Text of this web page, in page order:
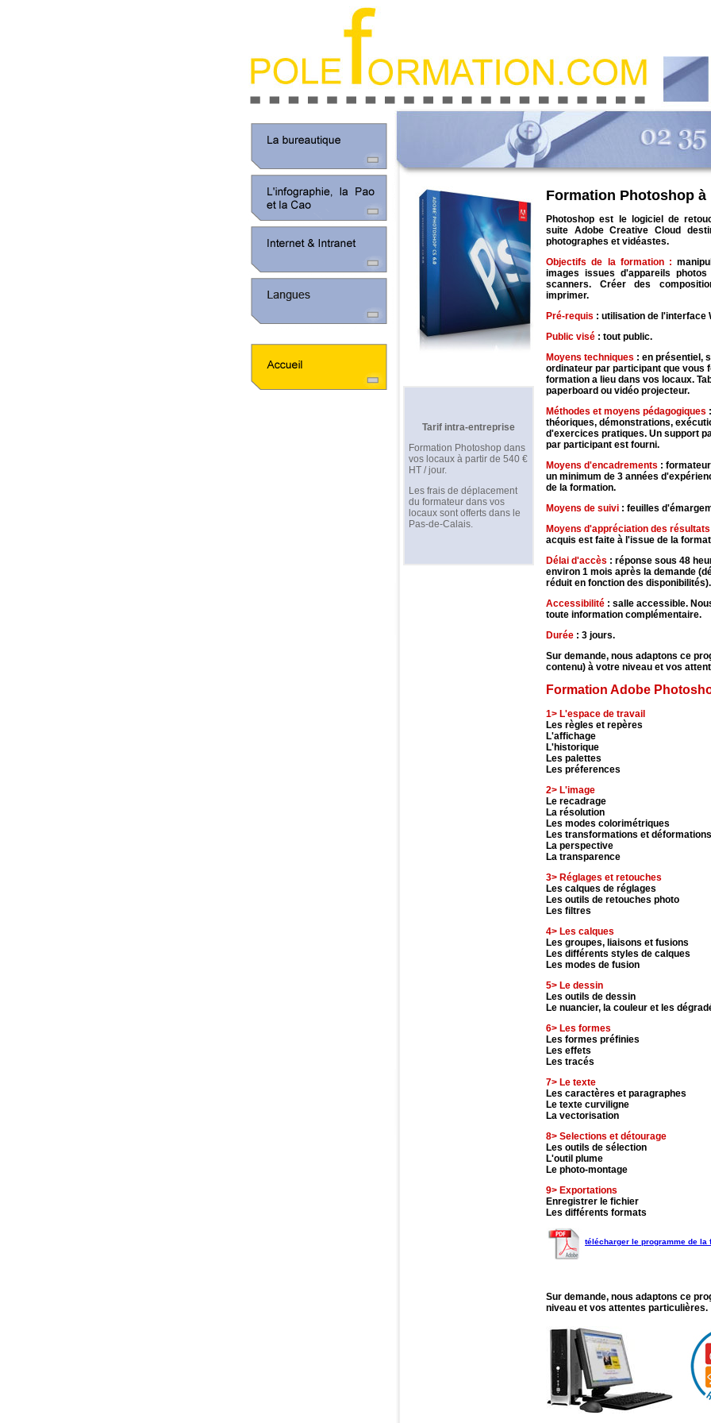
Tarif intra-entreprise
Formation Photoshop dans
vos locaux à partir de 540 €
HT / jour.
Les frais de déplacement
du formateur dans vos
locaux sont offerts dans le
Pas-de-Calais.
Formation Photoshop à
Photoshop est le logiciel de
suite Adobe Creative Cloud
photographes et vidéastes.
Objectifs de la formation :
images issues d'appareils
scanners. Créer des
imprimer.
Pré-requis : utilisation de l'interface
Public visé : tout public.
Moyens techniques : en présentiel,
ordinateur par participant que vous
formation a lieu dans vos locaux.
paperboard ou vidéo projecteur.
Méthodes et moyens pédagogiques
théoriques, démonstrations,
d'exercices pratiques. Un support
par participant est fourni.
Moyens d'encadrements :
un minimum de 3 années
de la formation.
Moyens de suivi : feuilles
Moyens d'appréciation des résultats
acquis est faite à l'issue de la
Délai d'accès : réponse sous 48
environ 1 mois après la demande
réduit en fonction des disponibilités).
Accessibilité : salle accessible.
toute information complémentaire.
Durée : 3 jours.
Sur demande, nous adaptons ce
contenu) à votre niveau et vos
Formation Adobe
1> L'espace de travail
Les règles et repères
L'affichage
L'historique
Les palettes
Les préferences
2> L'image
Le recadrage
La résolution
Les modes colorimétriques
Les transformations et déformations
La perspective
La transparence
3> Réglages et retouches
Les calques de réglages
Les outils de retouches photo
Les filtres
4> Les calques
Les groupes, liaisons et fusions
Les différents styles de calques
Les modes de fusion
5> Le dessin
Les outils de dessin
Le nuancier, la couleur et les
6> Les formes
Les formes préfinies
Les effets
Les tracés
7> Le texte
Les caractères et paragraphes
Le texte curviligne
La vectorisation
8> Selections et détourage
Les outils de sélection
L'outil plume
Le photo-montage
9> Exportations
Enregistrer le fichier
Les différents formats
télécharger le programme de la
Sur demande, nous adaptons ce
niveau et vos attentes particulières.